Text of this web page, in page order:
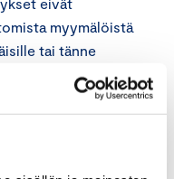
myymälöistä
tai tänne
myymälöiden
varten ole ollut